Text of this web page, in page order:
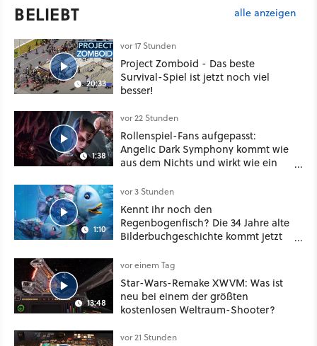
BELIEBT alle anzeigen
20:33
vor 17 Stunden
Project Zomboid - Das beste
Survival-Spiel ist jetzt noch viel
besser!
1:38
vor 22 Stunden
Rollenspiel-Fans aufgepasst:
Angelic Dark Symphony kommt wie
aus dem Nichts und wirkt wie ein
Mass Effect
1:10
vor 3 Stunden
Kennt ihr noch den
Regenbogenfisch? Die 34 Jahre alte
Bilderbuchgeschichte kommt jetzt
13:48
vor einem Tag
Star-Wars-Remake XWVM: Was ist
neu bei einem der größten
kostenlosen Weltraum-Shooter?
vor 21 Stunden